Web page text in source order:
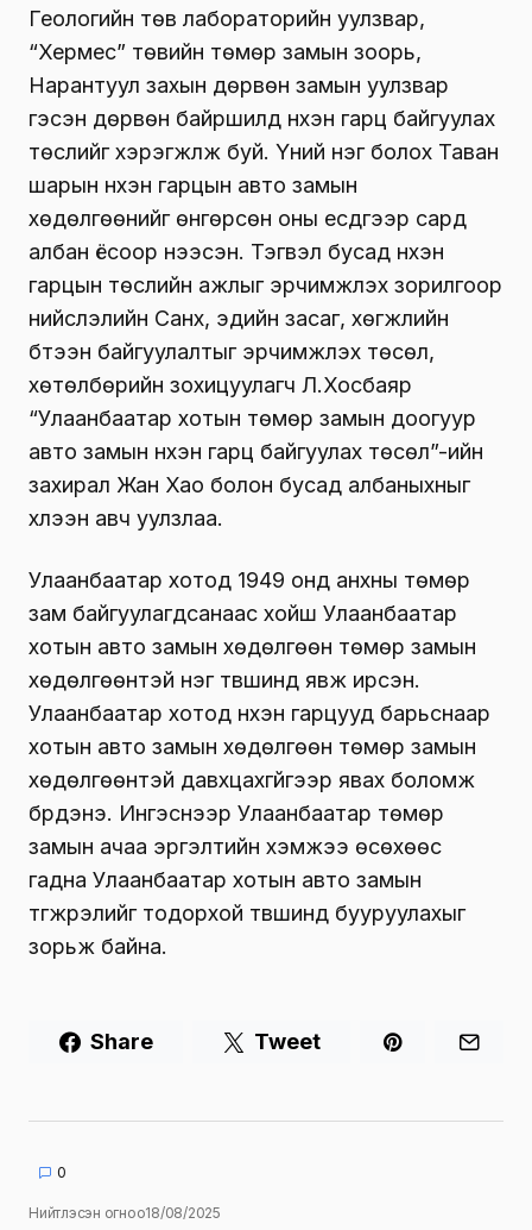
Геологийн төв лабораторийн уулзвар,
“Хермес” төвийн төмөр замын зоорь,
Нарантуул захын дөрвөн замын уулзвар
гэсэн дөрвөн байршилд нүхэн гарц байгуулах
төслийг хэрэгжүүлж буй. Үүний нэг болох Таван
шарын нүхэн гарцын авто замын
хөдөлгөөнийг өнгөрсөн оны есдүгээр сард
албан ёсоор нээсэн. Тэгвэл бусад нүхэн
гарцын төслийн ажлыг эрчимжүүлэх зорилгоор
нийслэлийн Санхүү, эдийн засаг, хөгжлийн
бүтээн байгуулалтыг эрчимжүүлэх төсөл,
хөтөлбөрийн зохицуулагч Л.Хосбаяр
“Улаанбаатар хотын төмөр замын доогуур
авто замын нүхэн гарц байгуулах төсөл”-ийн
захирал Жан Хао болон бусад албаныхныг
хүлээн авч уулзлаа.
Улаанбаатар хотод 1949 онд анхны төмөр
зам байгуулагдсанаас хойш Улаанбаатар
хотын авто замын хөдөлгөөн төмөр замын
хөдөлгөөнтэй нэг түвшинд явж ирсэн.
Улаанбаатар хотод нүхэн гарцууд барьснаар
хотын авто замын хөдөлгөөн төмөр замын
хөдөлгөөнтэй давхцахгүйгээр явах боломж
бүрдэнэ. Ингэснээр Улаанбаатар төмөр
замын ачаа эргэлтийн хэмжээ өсөхөөс
гадна Улаанбаатар хотын авто замын
түгжрэлийг тодорхой түвшинд бууруулахыг
зорьж байна.
Share Tweet
0
Нийтлэсэн огноо18/08/2025